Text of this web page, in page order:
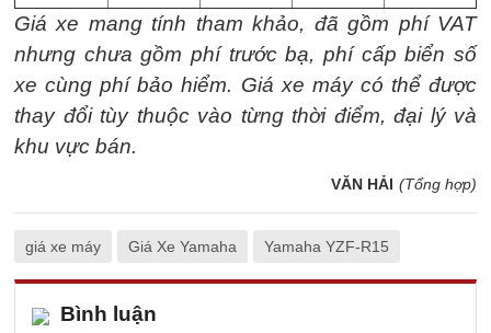
Giá xe mang tính tham khảo, đã gồm phí VAT
nhưng chưa gồm phí trước bạ, phí cấp biển số
xe cùng phí bảo hiểm. Giá xe máy có thể được
thay đổi tùy thuộc vào từng thời điểm, đại lý và
khu vực bán.
VĂN HẢI (Tổng hợp)
giá xe máy Giá Xe Yamaha Yamaha YZF-R15
Bình luận